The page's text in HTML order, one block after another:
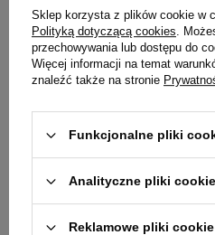
1105pkt.
Najniższa cena produktu w okresie
obniżki:1 300,00 zł -15%
Zobacz
KLIENCI,
Sklep korzysta z plików cookie w
Polityką dotyczącą cookies.
przechowywania lub dostępu do
Więcej informacji na temat
znaleźć także na stronie
Funkcjonalne pliki
Analityczne pliki cookie
Reklamowe pliki cookie